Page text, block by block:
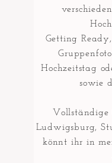
Getting
Hochzeitstag
sowie
Vollständige
Ludwigsburg,
könnt ihr in